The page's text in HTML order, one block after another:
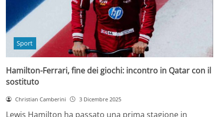
Sport
Hamilton-Ferrari, fine dei giochi: incontro in Qatar con il
sostituto
Christian Camberini 3 Dicembre 2025
Lewis Hamilton ha passato una prima stagione in